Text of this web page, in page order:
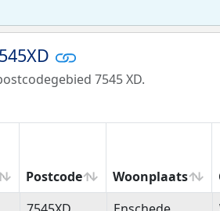
7545 XD.
Postcode Woonplaats
Postcode Woonplaats